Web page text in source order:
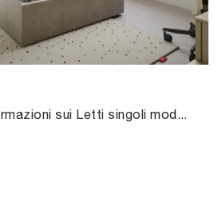
Clicca e ottieni informazioni sui Letti singoli moderni di Nidi! Il modello Flare in tessuto ti sta aspettando.